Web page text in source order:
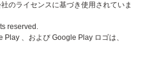
のライセンスに基づき使用されていま
reserved.
、および Google Play ロゴは、